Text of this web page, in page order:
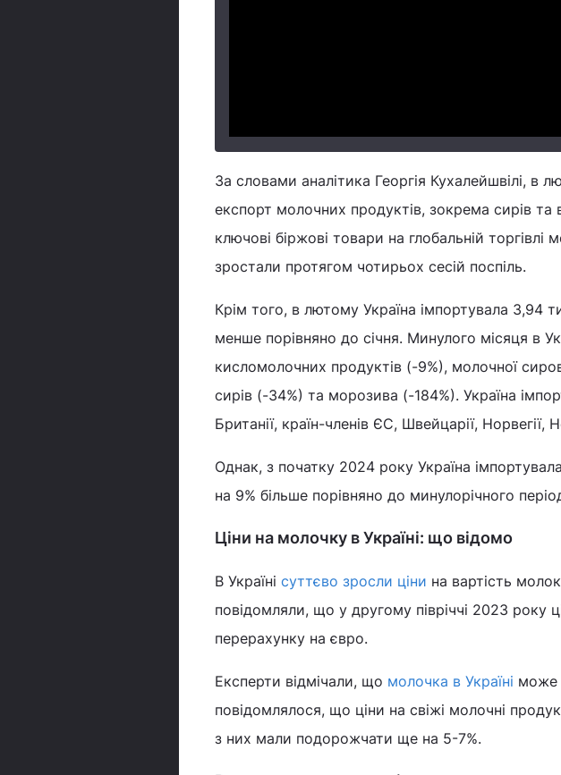
За словами аналітика Георгія Кухалейшвілі, в
експорт молочних продуктів, зокрема сирів та
ключові біржові товари на глобальній
зростали протягом чотирьох сесій поспіль.
Крім того, в лютому Україна імпортувала 3,94
менше порівняно до січня. Минулого місяця в
кисломолочних продуктів (-9%), молочної
сирів (-34%) та морозива (-184%). Україна
Британії, країн-членів ЄС, Швейцарії, Норвегії,
Однак, з початку 2024 року Україна
на 9% більше порівняно до минулорічного
Ціни на молочку в Україні: що відомо
В Україні суттєво зросли ціни на вартість
повідомляли, що у другому півріччі 2023 року
перерахунку на євро.
Експерти відмічали, що молочка в Україні може
повідомлялося, що ціни на свіжі молочні
з них мали подорожчати ще на 5-7%.